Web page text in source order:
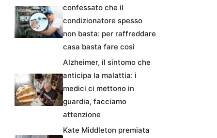
confessato che il
condizionatore spesso
non basta: per raffreddare
casa basta fare così
Alzheimer, il sintomo che
anticipa la malattia: i
medici ci mettono in
guardia, facciamo
attenzione
Kate Middleton premiata